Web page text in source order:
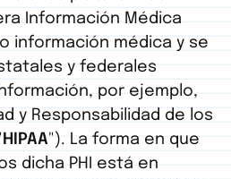
Información Médica
información médica y se
y federales
por ejemplo,
y Responsabilidad de los
HIPAA"). La forma en que
dicha PHI está en